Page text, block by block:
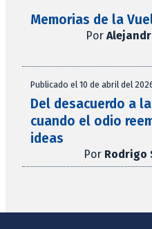
Memorias de la
Por
Publicado el 10 de abril del
Del desacuerdo a
cuando el odio
ideas
Por Rodrigo